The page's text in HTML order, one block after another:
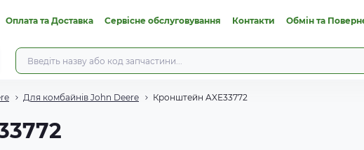
Оплата та Доставка Сервісне обслуговування Контакти Обмін та
Для комбайнів John Deere Кронштейн AXE33772